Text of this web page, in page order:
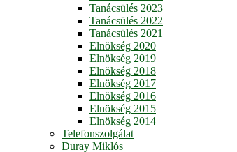
Tanácsülés 2023
Tanácsülés 2022
Tanácsülés 2021
Elnökség 2020
Elnökség 2019
Elnökség 2018
Elnökség 2017
Elnökség 2016
Elnökség 2015
Elnökség 2014
Telefonszolgálat
Duray Miklós